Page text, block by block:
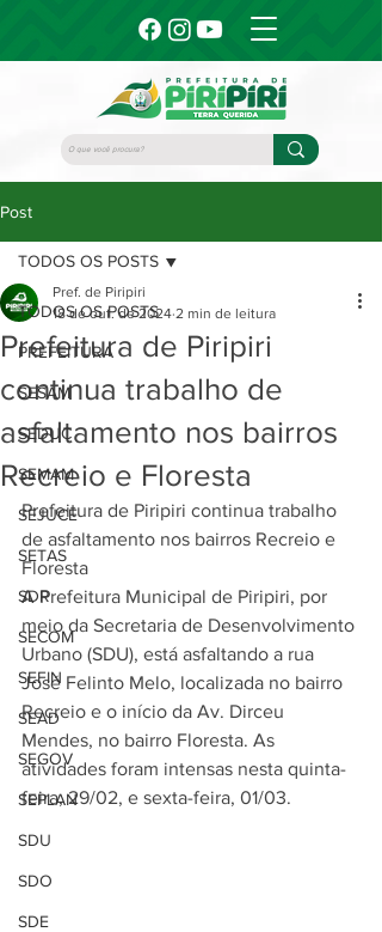
Post
TODOS OS POSTS
PREFEITURA
SESAM
SEDUC
SEMAM
SEJUCE
SETAS
SDR
SECOM
SEFIN
SEAD
SEGOV
SEPLAN
SDU
SDO
SDE
TODOS OS POSTS
Prefeitura de Piripiri
continua trabalho de
asfaltamento nos bairros
Recreio e Floresta
Pref. de Piripiri
18 de out. de 2024 2 min de leitura
Prefeitura de Piripiri continua trabalho
de asfaltamento nos bairros Recreio e
Floresta
A Prefeitura Municipal de Piripiri, por
meio da Secretaria de Desenvolvimento
Urbano (SDU), está asfaltando a rua
José Felinto Melo, localizada no bairro
Recreio e o início da Av. Dirceu
Mendes, no bairro Floresta. As
atividades foram intensas nesta quinta-
feira, 29/02, e sexta-feira, 01/03.